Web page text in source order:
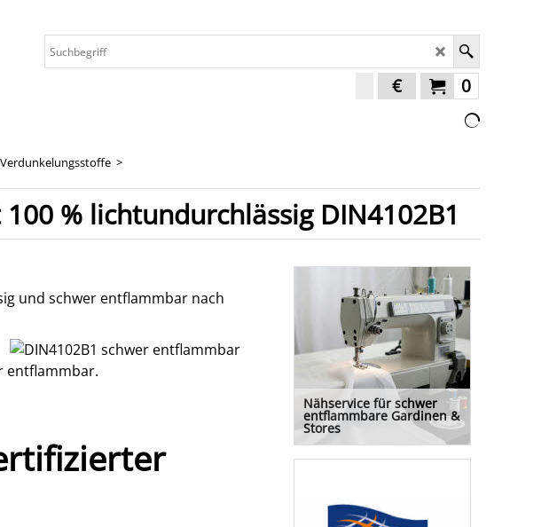
0
€
>
% lichtundurchlässig DIN4102B1
Nähservice für schwer
entflammbare Gardinen &
Stores
Wir bieten einen professionellen
Nähservice an. Gerne